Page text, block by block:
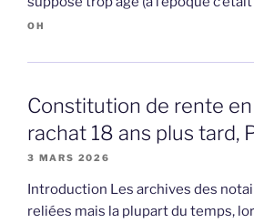
OH
Constitution de rente
rachat 18 ans plus tard,
3 MARS 2026
Introduction Les archives des
reliées mais la plupart du temps,